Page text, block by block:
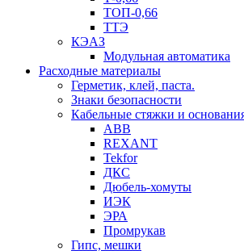
ТОП-0,66
ТТЭ
КЭАЗ
Модульная автоматика
Расходные материалы
Герметик, клей, паста.
Знаки безопасности
Кабельные стяжки и
ABB
REXANT
Tekfor
ДКС
Дюбель-хомуты
ИЭК
ЭРА
Промрукав
Гипс, мешки